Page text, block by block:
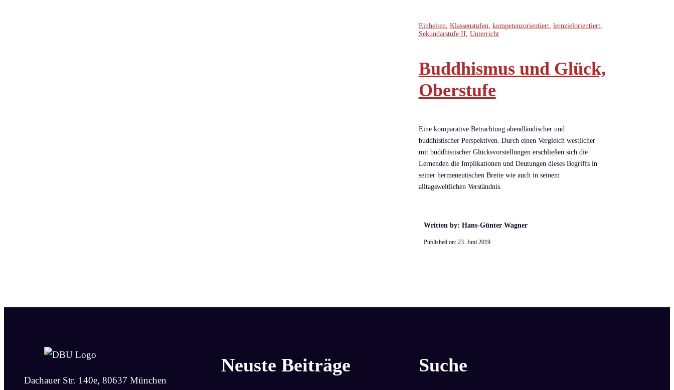
Einheiten Klassenstufen kompetenzorientiert, lernzielorientiert,
Sekundarstufe II Unterricht
Buddhismus und Glück,
Oberstufe
Eine komparative Betrachtung abendländischer und
buddhistischer Perspektiven. Durch einen Vergleich westlicher
mit buddhistischer Glücksvorstellungen erschließen sich die
Lernenden die Implikationen und Deutungen dieses Begriffs in
seiner hermeneutischen Breite wie auch in seinem
alltagsweltlichen Verständnis.
Written by: Hans-Günter Wagner
Published on: 23. Juni 2019
Dachauer Str. 140e, 80637 München
Neuste Beiträge Suche